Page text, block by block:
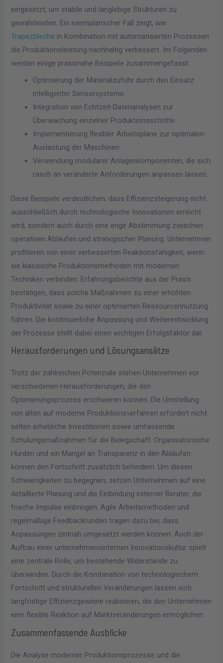
eingesetzt, um stabile und langlebige Strukturen zu
gewährleisten. Ein exemplarischer Fall zeigt, wie
Trapezbleche in Kombination mit automatisierten Prozessen
die Produktionsleistung nachhaltig verbessert. Im Folgenden
werden einige praxisnahe Beispiele zusammengefasst:
Optimierung der Materialzufuhr durch den Einsatz
intelligenter Sensorsysteme.
Integration von Echtzeit-Datenanalysen zur
Überwachung einzelner Produktionsschritte.
Implementierung flexibler Arbeitspläne zur optimalen
Auslastung der Maschinen.
Verwendung modularer Anlagenkomponenten, die sich
rasch an veränderte Anforderungen anpassen lassen.
Diese Beispiele verdeutlichen, dass Effizienzsteigerung nicht
ausschließlich durch technologische Innovationen erreicht
wird, sondern auch durch eine enge Abstimmung zwischen
operativen Abläufen und strategischer Planung. Unternehmen
profitieren von einer verbesserten Reaktionsfähigkeit, wenn
sie klassische Produktionsmethoden mit modernen
Techniken verbinden. Erfahrungsberichte aus der Praxis
bestätigen, dass solche Maßnahmen zu einer erhöhten
Produktivität sowie zu einer optimierten Ressourcennutzung
führen. Die kontinuierliche Anpassung und Weiterentwicklung
der Prozesse stellt dabei einen wichtigen Erfolgsfaktor dar.
Herausforderungen und Lösungsansätze
Trotz der zahlreichen Potenziale stehen Unternehmen vor
verschiedenen Herausforderungen, die den
Optimierungsprozess erschweren können. Die Umstellung
von alten auf moderne Produktionsverfahren erfordert nicht
selten erhebliche Investitionen sowie umfassende
Schulungsmaßnahmen für die Belegschaft. Organisatorische
Hürden und ein Mangel an Transparenz in den Abläufen
können den Fortschritt zusätzlich behindern. Um diesen
Schwierigkeiten zu begegnen, setzen Unternehmen auf eine
detaillierte Planung und die Einbindung externer Berater, die
frische Impulse einbringen. Agile Arbeitsmethoden und
regelmäßige Feedbackrunden tragen dazu bei, dass
Anpassungen zeitnah umgesetzt werden können. Auch der
Aufbau einer unternehmensinternen Innovationskultur spielt
eine zentrale Rolle, um bestehende Widerstände zu
überwinden. Durch die Kombination von technologischem
Fortschritt und strukturellen Veränderungen lassen sich
langfristige Effizienzgewinne realisieren, die den Unternehmen
eine flexible Reaktion auf Marktveränderungen ermöglichen.
Zusammenfassende Ausblicke
Die Analyse moderner Produktionsprozesse und die